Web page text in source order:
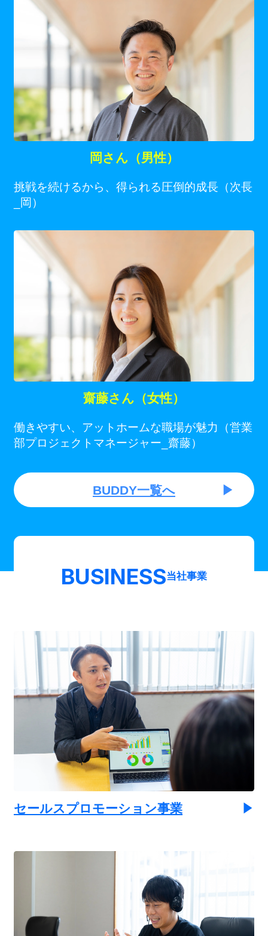
岡さん（男性）
挑戦を続けるから、得られる圧倒的成長（次長
_岡）
齋藤さん（女性）
働きやすい、アットホームな職場が魅力（営業
部プロジェクトマネージャー_齋藤）
BUDDY一覧へ
BUSINESS当社事業
セールスプロモーション事業